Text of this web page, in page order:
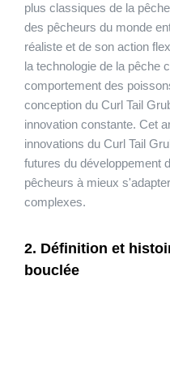
plus classiques de la
des pêcheurs du monde
réaliste et de son action
la technologie de la pêche
comportement des
conception du Curl Tail
innovation constante. Cet
innovations du Curl Tail
futures du développement
pêcheurs à mieux
complexes.
2. Définition et
bouclée